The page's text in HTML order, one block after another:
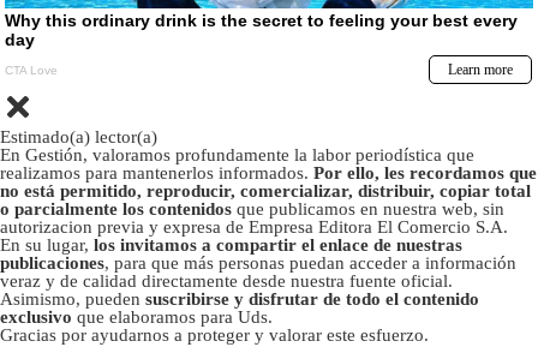
Estimado(a) lector(a)
En Gestión, valoramos profundamente la labor periodística que
realizamos para mantenerlos informados. Por ello, les recordamos que
no está permitido, reproducir, comercializar, distribuir, copiar total
o parcialmente los contenidos que publicamos en nuestra web, sin
autorizacion previa y expresa de Empresa Editora El Comercio S.A.
En su lugar, los invitamos a compartir el enlace de nuestras
publicaciones, para que más personas puedan acceder a información
veraz y de calidad directamente desde nuestra fuente oficial.
Asimismo, pueden suscribirse y disfrutar de todo el contenido
exclusivo que elaboramos para Uds.
Gracias por ayudarnos a proteger y valorar este esfuerzo.